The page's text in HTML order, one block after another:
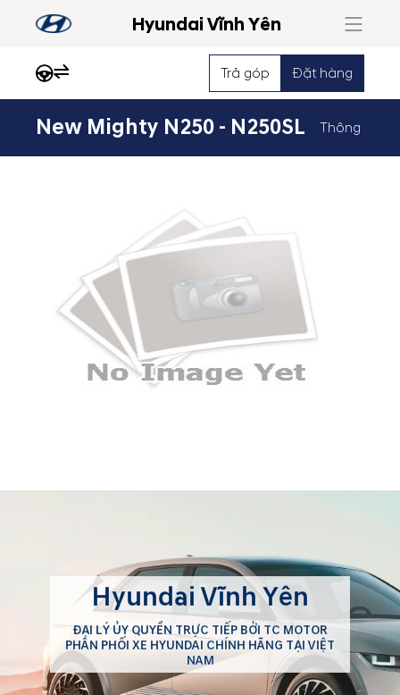
Hyundai Vĩnh Yên
Trả góp Đặt hàng
New Mighty N250 - N250SL Thông số xe
Hyundai Vĩnh Yên
ĐẠI LÝ ỦY QUYỀN TRỰC TIẾP BỞI TC MOTOR
PHÂN PHỐI XE HYUNDAI CHÍNH HÃNG TẠI VIỆT
NAM